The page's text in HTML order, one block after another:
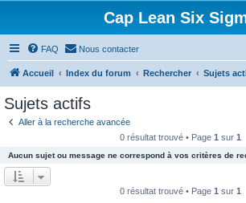
Cap Lean Six
FAQ Nous contacter
Accueil Index du forum Rechercher Sujets
Sujets actifs
Aller à la recherche avancée
0 résultat trouvé • Page 1 sur 1
Aucun sujet ou message ne correspond à vos critères de
0 résultat trouvé • Page 1 sur 1